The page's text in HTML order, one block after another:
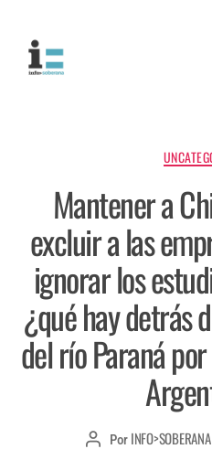
Mantener a
excluir a las
ignorar los
¿qué hay detrás
del río Paraná
Por INFO>SOBERANA